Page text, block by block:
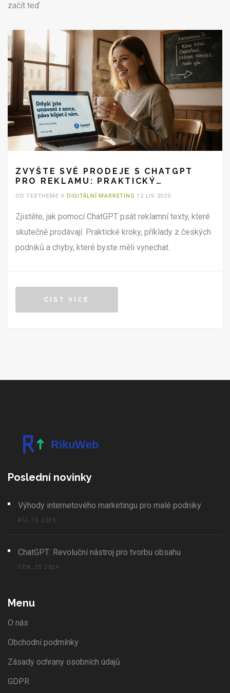
začít teď.
ZVYŠTE SVÉ PRODEJE S CHATGPT
PRO REKLAMU: PRAKTICKÝ
PRŮVODCE PRO PODNIKATELE
OD TEXTHEME V DIGITÁLNÍ MARKETING 12 LIS 2025
Zjistěte, jak pomocí ChatGPT psát reklamní texty, které
skutečně prodávají. Praktické kroky, příklady z českých
podniků a chyby, které byste měli vynechat.
ČÍST VÍCE
Poslední novinky
Výhody internetového marketingu pro malé podniky
ŘÍJ, 15 2025
ChatGPT: Revoluční nástroj pro tvorbu obsahu
ČEN, 25 2024
Menu
O nás
Obchodní podmínky
Zásady ochrany osobních údajů
GDPR